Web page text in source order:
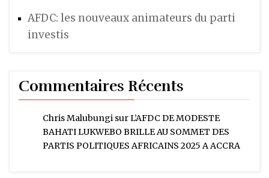
AFDC: les nouveaux animateurs du parti
investis
Commentaires Récents
Chris Malubungi surL’AFDC DE MODESTE
BAHATI LUKWEBO BRILLE AU SOMMET DES
PARTIS POLITIQUES AFRICAINS 2025 A ACCRA